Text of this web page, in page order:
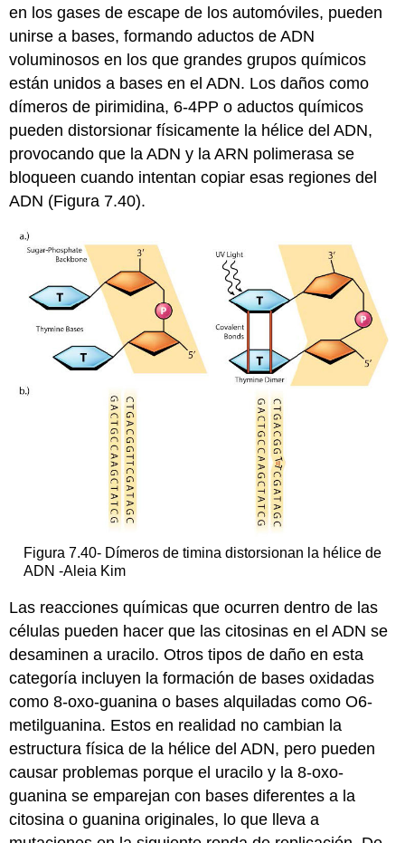
en los gases de escape de los automóviles, pueden
unirse a bases, formando aductos de ADN
voluminosos en los que grandes grupos químicos
están unidos a bases en el ADN. Los daños como
dímeros de pirimidina, 6-4PP o aductos químicos
pueden distorsionar físicamente la hélice del ADN,
provocando que la ADN y la ARN polimerasa se
bloqueen cuando intentan copiar esas regiones del
ADN (Figura 7.40).
Figura 7.40- Dímeros de timina distorsionan la hélice de
ADN -Aleia Kim
Las reacciones químicas que ocurren dentro de las
células pueden hacer que las citosinas en el ADN se
desaminen a uracilo. Otros tipos de daño en esta
categoría incluyen la formación de bases oxidadas
como 8-oxo-guanina o bases alquiladas como O6-
metilguanina. Estos en realidad no cambian la
estructura física de la hélice del ADN, pero pueden
causar problemas porque el uracilo y la 8-oxo-
guanina se emparejan con bases diferentes a la
citosina o guanina originales, lo que lleva a